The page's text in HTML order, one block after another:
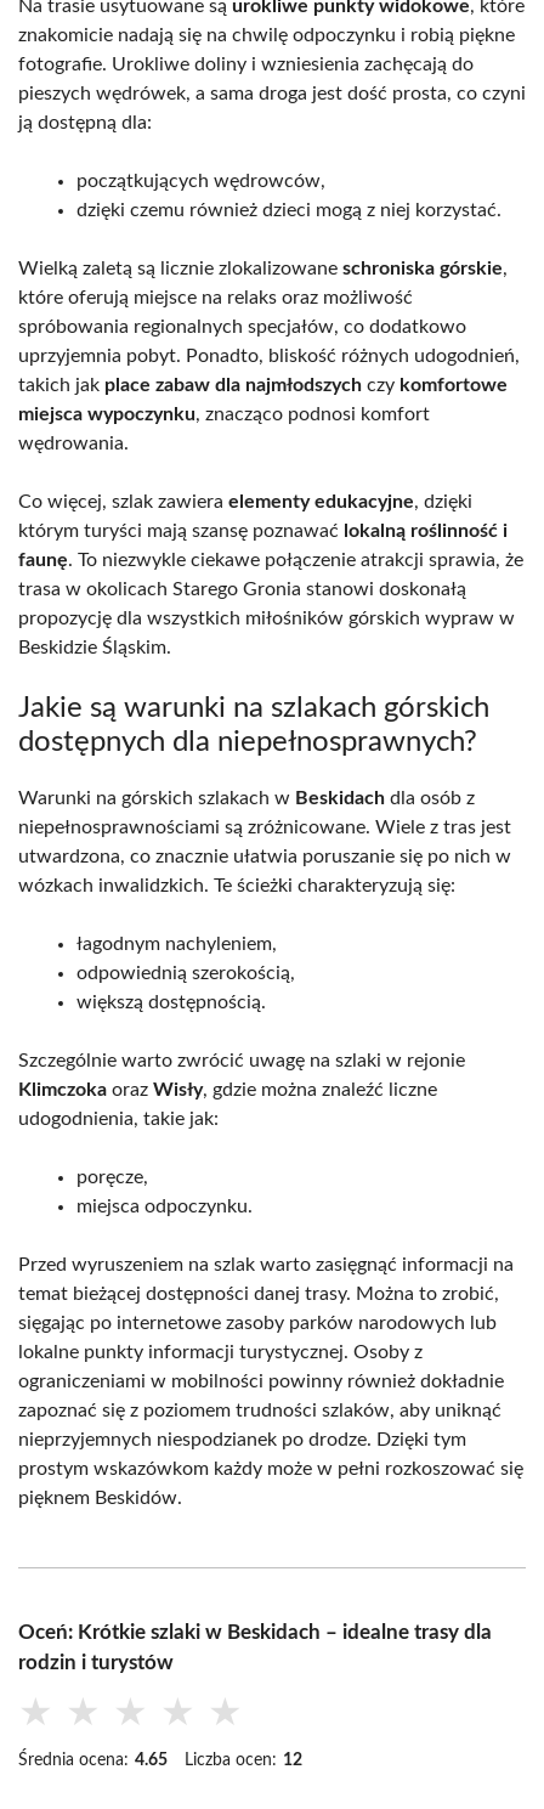
Na trasie usytuowane są urokliwe punkty widokowe, które
znakomicie nadają się na chwilę odpoczynku i robią piękne
fotografie. Urokliwe doliny i wzniesienia zachęcają do
pieszych wędrówek, a sama droga jest dość prosta, co czyni
ją dostępną dla:
początkujących wędrowców,
dzięki czemu również dzieci mogą z niej korzystać.
Wielką zaletą są licznie zlokalizowane schroniska górskie,
które oferują miejsce na relaks oraz możliwość
spróbowania regionalnych specjałów, co dodatkowo
uprzyjemnia pobyt. Ponadto, bliskość różnych udogodnień,
takich jak place zabaw dla najmłodszych czy komfortowe
miejsca wypoczynku, znacząco podnosi komfort
wędrowania.
Co więcej, szlak zawiera elementy edukacyjne, dzięki
którym turyści mają szansę poznawać lokalną roślinność i
faunę. To niezwykle ciekawe połączenie atrakcji sprawia, że
trasa w okolicach Starego Gronia stanowi doskonałą
propozycję dla wszystkich miłośników górskich wypraw w
Beskidzie Śląskim.
Jakie są warunki na szlakach górskich
dostępnych dla niepełnosprawnych?
Warunki na górskich szlakach w Beskidach dla osób z
niepełnosprawnościami są zróżnicowane. Wiele z tras jest
utwardzona, co znacznie ułatwia poruszanie się po nich w
wózkach inwalidzkich. Te ścieżki charakteryzują się:
łagodnym nachyleniem,
odpowiednią szerokością,
większą dostępnością.
Szczególnie warto zwrócić uwagę na szlaki w rejonie
Klimczoka oraz Wisły, gdzie można znaleźć liczne
udogodnienia, takie jak:
poręcze,
miejsca odpoczynku.
Przed wyruszeniem na szlak warto zasięgnąć informacji na
temat bieżącej dostępności danej trasy. Można to zrobić,
sięgając po internetowe zasoby parków narodowych lub
lokalne punkty informacji turystycznej. Osoby z
ograniczeniami w mobilności powinny również dokładnie
zapoznać się z poziomem trudności szlaków, aby uniknąć
nieprzyjemnych niespodzianek po drodze. Dzięki tym
prostym wskazówkom każdy może w pełni rozkoszować się
pięknem Beskidów.
Oceń: Krótkie szlaki w Beskidach – idealne trasy dla
rodzin i turystów
★ ★ ★ ★ ★
Średnia ocena: 4.65 Liczba ocen: 12